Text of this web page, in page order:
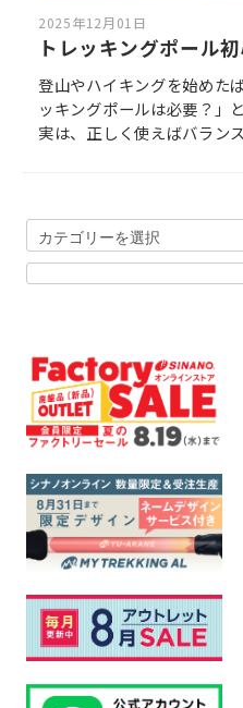
2025年12月01日
トレッキングポール
登山やハイキングを始めた
ッキングポールは必要？」
実は、正しく使えばバラン
キングポールの選び方・使
めました。 これから登山